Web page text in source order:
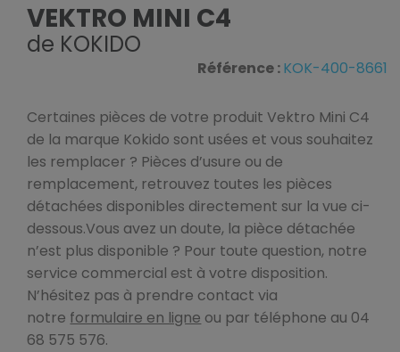
VEKTRO MINI C4
de KOKIDO
Référence :KOK-400-8661
Certaines pièces de votre produit Vektro Mini C4
de la marque Kokido sont usées et vous souhaitez
les remplacer ? Pièces d’usure ou de
remplacement, retrouvez toutes les pièces
détachées disponibles directement sur la vue ci-
dessous.Vous avez un doute, la pièce détachée
n’est plus disponible ? Pour toute question, notre
service commercial est à votre disposition.
N’hésitez pas à prendre contact via
notre formulaire en ligne ou par téléphone au 04
68 575 576.